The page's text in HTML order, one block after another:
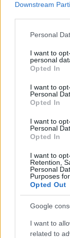
Downstream
Please note that
not limited to
grant or deny
use your data
consent section.
Personal
I want to
personal
Opted In
I want to
Personal
Opted In
I want to
Personal
Opted In
I want to
Retention,
Personal
Purposes
Opted Out
Google
I want to
related to
Continua
LIFESTYLE